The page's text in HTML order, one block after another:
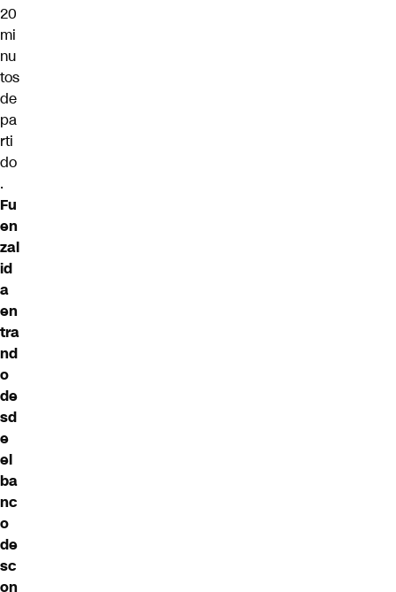
20
mi
nu
tos
de
pa
rti
do
.
Fu
en
zal
id
a
en
tra
nd
o
de
sd
e
el
ba
nc
o
de
sc
on